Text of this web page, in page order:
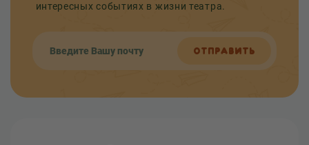
интересных событиях в жизни театра.
ОТПРАВИТЬ